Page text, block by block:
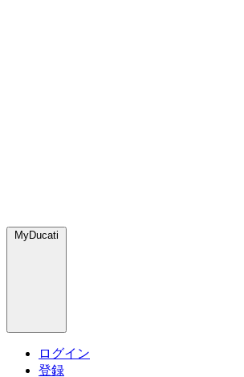
MyDucati
ログイン
登録